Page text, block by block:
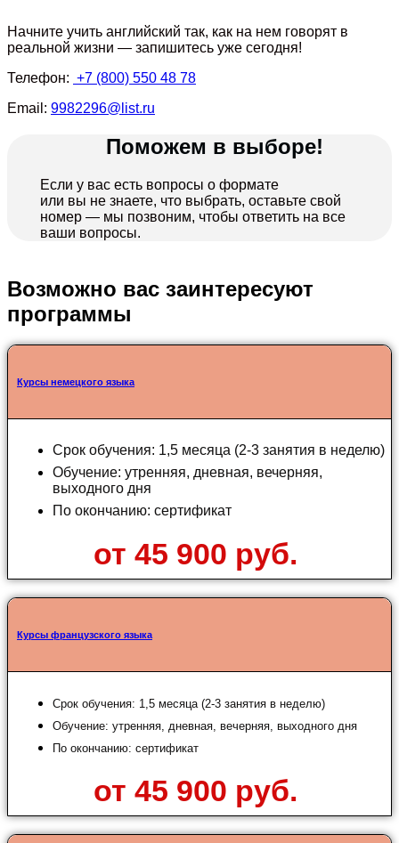
Начните учить английский так, как на нем говорят в
реальной жизни — запишитесь уже сегодня!
Телефон: +7 (800) 550 48 78
Email: 9982296@list.ru
Поможем в выборе!
Если у вас есть вопросы о формате
или вы не знаете, что выбрать, оставьте свой
номер — мы позвоним, чтобы ответить на все
ваши вопросы.
Возможно вас заинтересуют
программы
Курсы немецкого языка
Срок обучения: 1,5 месяца (2-3 занятия в неделю)
Обучение: утренняя, дневная, вечерняя,
выходного дня
По окончанию: сертификат
от 45 900 руб.
Курсы французского языка
Срок обучения: 1,5 месяца (2-3 занятия в неделю)
Обучение: утренняя, дневная, вечерняя, выходного дня
По окончанию: сертификат
от 45 900 руб.